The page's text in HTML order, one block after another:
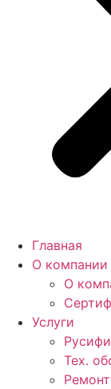
Главная
О компании
О
Услуги
Тех.